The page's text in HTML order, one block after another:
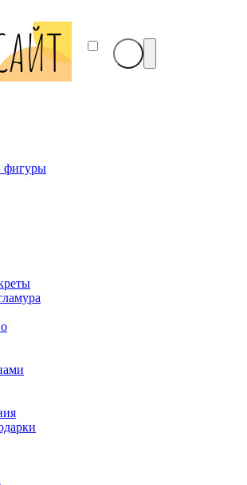
фигуры